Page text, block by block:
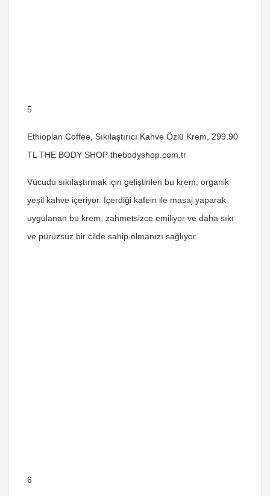
5
Ethiopian Coffee, Sıkılaştırıcı Kahve Özlü Krem, 299.90
TL THE BODY SHOP thebodyshop.com.tr
Vücudu sıkılaştırmak için geliştirilen bu krem, organik
yeşil kahve içeriyor. İçerdiği kafein ile masaj yaparak
uygulanan bu krem, zahmetsizce emiliyor ve daha sıkı
ve pürüzsüz bir cilde sahip olmanızı sağlıyor.
6